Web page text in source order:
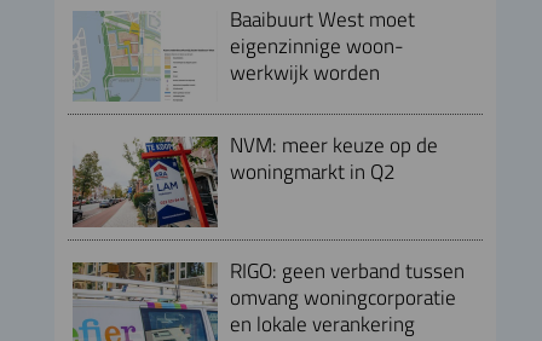
Baaibuurt West moet
eigenzinnige woon-
werkwijk worden
NVM: meer keuze op de
woningmarkt in Q2
RIGO: geen verband tussen
omvang woningcorporatie
en lokale verankering